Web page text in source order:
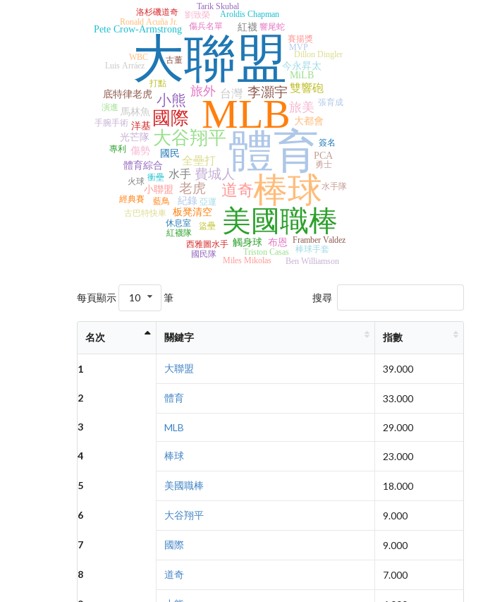
大聯盟
體育
MLB
棒球
美國職棒
大谷翔平
國際
道奇
小熊
費城人
李灝宇
老虎
旅外
旅美
水手
台灣 雙響砲
全壘打
Pete Crow-Armstrong
今永昇太
國民
紀錄
板凳清空
大都會
觸身球
MiLB
洋基
小聯盟
體育綜合
光芒隊
底特律老虎
PCA
布恩
傷勢
紅襪
馬林魚
盜壘
Dillon Dingler
衝壘
亞運
休息室
MVP
藍鳥
Ronald Acuña Jr.
紅襪隊
Triston Casas
西雅圖水手
Miles Mikolas
國民隊
手腕手術
Framber Valdez
勇士
傷兵名單
劉致榮
火球
Luis Arráez
打點
古巴特快車
Aroldis Chapman
棒球手套
簽名
張育成
經典賽
WBC
專利
演進
洛杉磯道奇
賽揚獎
Tarik Skubal
Ben Williamson
古董
水手隊
響尾蛇
每頁顯示 10 筆 搜尋
名次 關鍵字 指數
1 大聯盟 39.000
2 體育 33.000
3 MLB 29.000
4 棒球 23.000
5 美國職棒 18.000
6 大谷翔平 9.000
7 國際 9.000
8 道奇 7.000